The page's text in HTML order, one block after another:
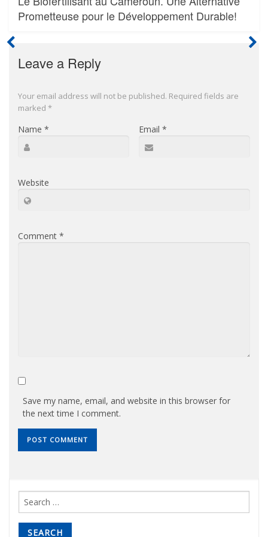
Prometteuse pour le Développement Durable!
Leave a Reply
Your email address will not be published. Required fields are
marked *
Name * Email *
Website
Comment *
Save my name, email, and website in this browser for
the next time I comment.
Search